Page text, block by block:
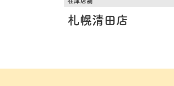
札幌清田店